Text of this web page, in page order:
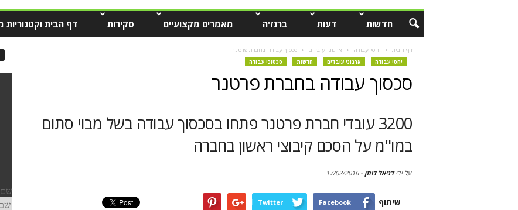
חדשות דעות ברנז'ה מאמרים מקצועיים סקירות דף הבית
דף הבית יחסי עבודה ארגוני עובדים סכסוך עבודה בחברת פרטנר
יחסי עבודה ארגוני עובדים חדשות סכסוכי עבודה
סכסוך עבודה בחברת פרטנר
3200 עובדי חברת פרטנר פתחו בסכסוך עבודה בשל מבוי סתום
במו"מ על הסכם קיבוצי ראשון בחברה
על ידידניאל דותן -
17/02/2016
שיתוף Facebook
Twitter